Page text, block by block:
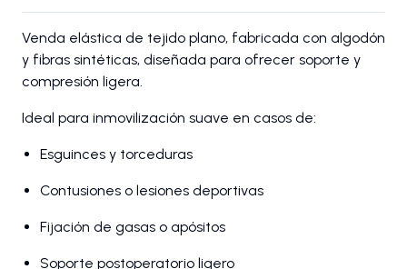
Venda elástica de tejido plano, fabricada con algodón
y fibras sintéticas, diseñada para ofrecer soporte y
compresión ligera.
Ideal para inmovilización suave en casos de:
Esguinces y torceduras
Contusiones o lesiones deportivas
Fijación de gasas o apósitos
Soporte postoperatorio ligero